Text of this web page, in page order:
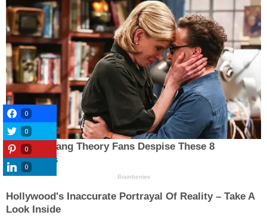
0
0
0
0